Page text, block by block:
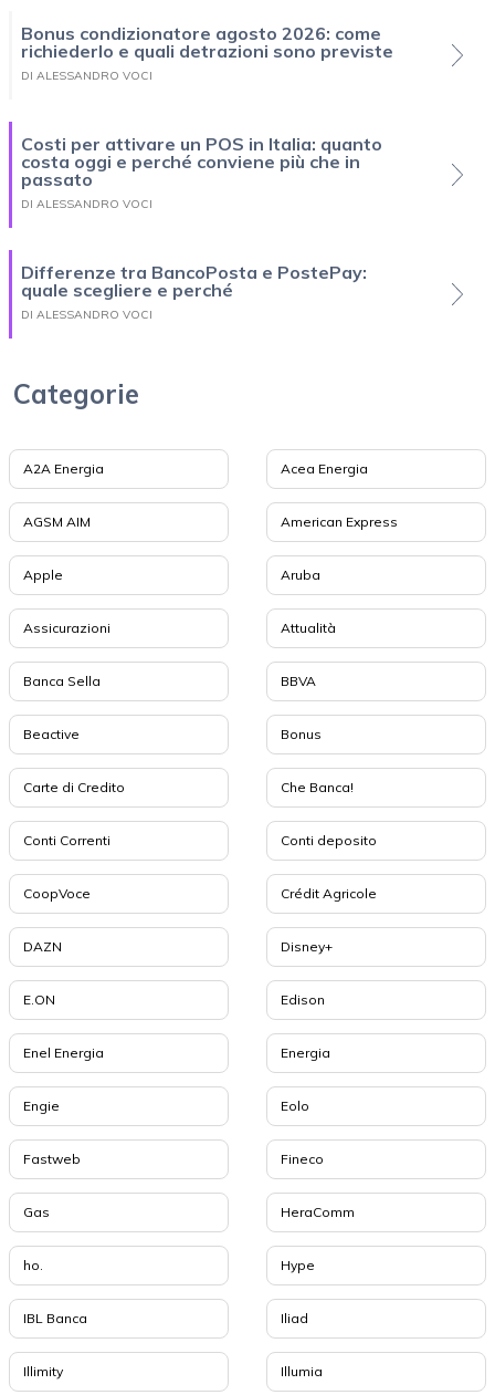
Bonus condizionatore agosto 2026: come
richiederlo e quali detrazioni sono previste
DI ALESSANDRO VOCI
Costi per attivare un POS in Italia: quanto
costa oggi e perché conviene più che in
passato
DI ALESSANDRO VOCI
Differenze tra BancoPosta e PostePay:
quale scegliere e perché
DI ALESSANDRO VOCI
Categorie
A2A Energia Acea Energia
AGSM AIM American Express
Apple Aruba
Assicurazioni Attualità
Banca Sella BBVA
Beactive Bonus
Carte di Credito Che Banca!
Conti Correnti Conti deposito
CoopVoce Crédit Agricole
DAZN Disney+
E.ON Edison
Enel Energia Energia
Engie Eolo
Fastweb Fineco
Gas HeraComm
ho. Hype
IBL Banca Iliad
Illimity Illumia